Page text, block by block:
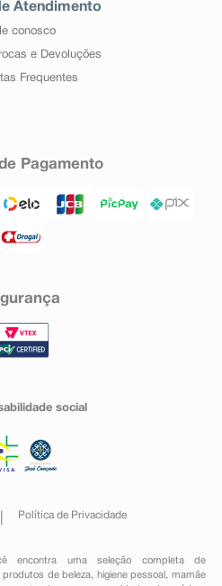
Atendimento
conosco
e Devoluções
Frequentes
Pagamento
social
Política de Privacidade
encontra uma seleção completa de
de beleza, higiene pessoal ,mamãe